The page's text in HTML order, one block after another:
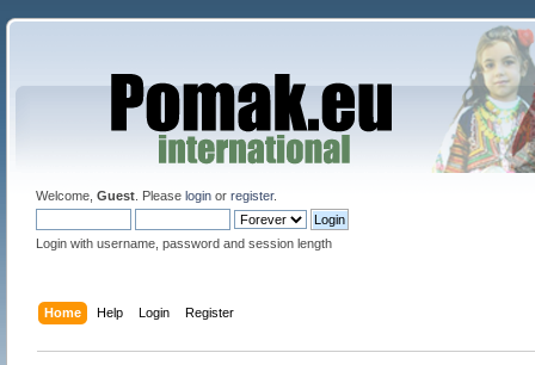
Welcome, Guest. Please loginor register.
Login with username, password and session length
Home Help Login Register